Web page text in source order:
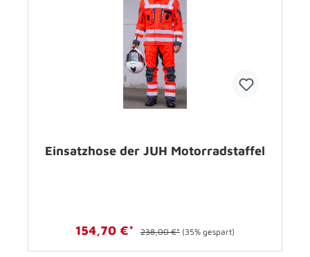
Einsatzhose der JUH Motorradstaffel
154,70 €* 238,00 €* (35% gespart)